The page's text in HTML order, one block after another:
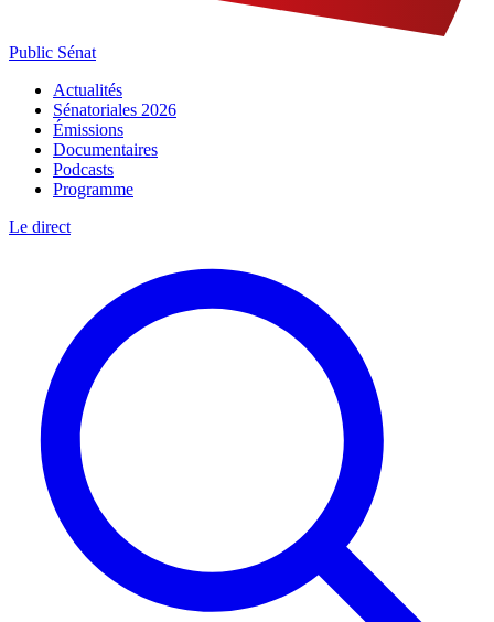
Public Sénat
Actualités
Sénatoriales 2026
Émissions
Documentaires
Podcasts
Programme
Le direct